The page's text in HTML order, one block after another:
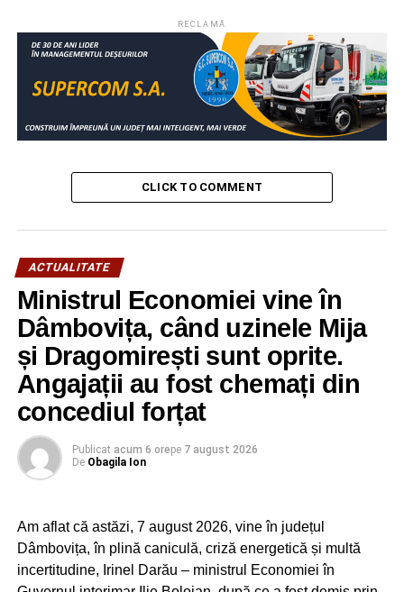
Inspectoratului General de Aviaţie al Ministerului
Afacerilor Interne şi unităţilor subordonate, precum şi
din cadrul laboratoarelor de analize medicale este
obligat să prezinte certificat digital al UE privind
COVID-19.
şi curativă şi persoanele fizice care activează ca
furnizori de servicii medicale, de dispozitive medicale
deputatul PSD Radu Popa.
Legea se aplică şi autorităţilor, instituţiilor publice şi de
interes public, de utilitate publică şi celorlalte unităţi
publice, centrale şi locale, dar și regiilor autonome,
operatorilor economici care îşi desfăşoară activitatea în
clădiri de birouri private cu mai mult de 50 de persoane
simultan.
RECLAMĂ
CLICK TO COMMENT
ACTUALITATE
Ministrul Economiei vine în
Dâmbovița, când uzinele Mija
și Dragomirești sunt oprite.
Angajații au fost chemați din
concediul forțat
Publicat acum 6 orepe 7 august 2026
De Obagila Ion
Am aflat că astăzi, 7 august 2026, vine în județul
Dâmbovița, în plină caniculă, criză energetică și multă
incertitudine, Irinel Darău – ministrul Economiei în